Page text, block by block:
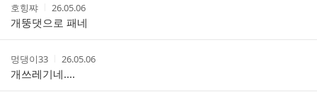
작
성
자
호힝쨔
작
성
시
간
26.05.06
개뚱댓으로 패네
작
성
자
멍댕이33
작
성
시
간
26.05.06
개쓰레기네....